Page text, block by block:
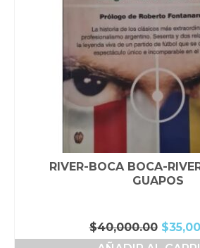
RIVER-BOCA BOCA-
GUAPOS
$40,000.00 El
precio
$